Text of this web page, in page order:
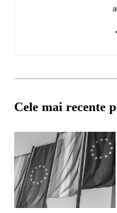
Cele mai recente